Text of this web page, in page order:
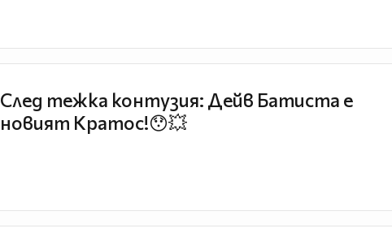
След тежка контузия: Дейв Батиста е
новият Кратос!😯💥